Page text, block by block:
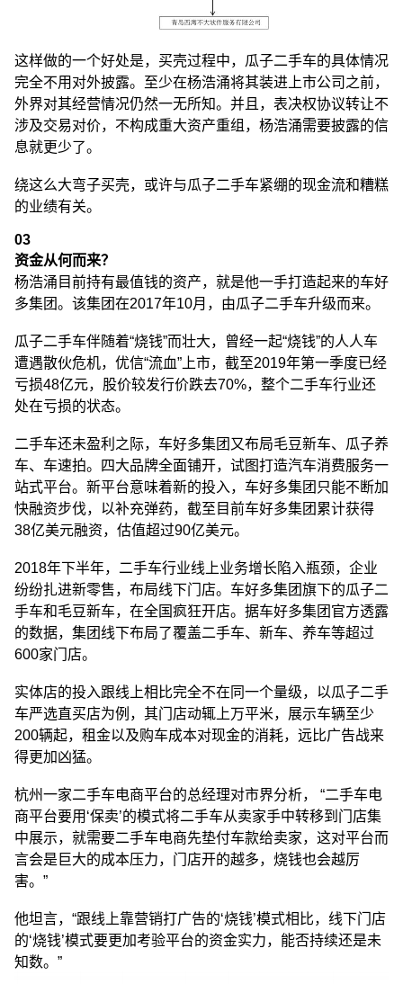
这样做的一个好处是，买壳过程中，瓜子二手车的具体情况
完全不用对外披露。至少在杨浩涌将其装进上市公司之前，
外界对其经营情况仍然一无所知。并且，表决权协议转让不
涉及交易对价，不构成重大资产重组，杨浩涌需要披露的信
息就更少了。
绕这么大弯子买壳，或许与瓜子二手车紧绷的现金流和糟糕
的业绩有关。
03
资金从何而来？
杨浩涌目前持有最值钱的资产，就是他一手打造起来的车好
多集团。该集团在2017年10月，由瓜子二手车升级而来。
瓜子二手车伴随着“烧钱”而壮大，曾经一起“烧钱”的人人车
遭遇散伙危机，优信“流血”上市，截至2019年第一季度已经
亏损48亿元，股价较发行价跌去70%，整个二手车行业还
处在亏损的状态。
二手车还未盈利之际，车好多集团又布局毛豆新车、瓜子养
车、车速拍。四大品牌全面铺开，试图打造汽车消费服务一
站式平台。新平台意味着新的投入，车好多集团只能不断加
快融资步伐，以补充弹药，截至目前车好多集团累计获得
38亿美元融资，估值超过90亿美元。
2018年下半年，二手车行业线上业务增长陷入瓶颈，企业
纷纷扎进新零售，布局线下门店。车好多集团旗下的瓜子二
手车和毛豆新车，在全国疯狂开店。据车好多集团官方透露
的数据，集团线下布局了覆盖二手车、新车、养车等超过
600家门店。
实体店的投入跟线上相比完全不在同一个量级，以瓜子二手
车严选直买店为例，其门店动辄上万平米，展示车辆至少
200辆起，租金以及购车成本对现金的消耗，远比广告战来
得更加凶猛。
杭州一家二手车电商平台的总经理对市界分析， “二手车电
商平台要用‘保卖’的模式将二手车从卖家手中转移到门店集
中展示，就需要二手车电商先垫付车款给卖家，这对平台而
言会是巨大的成本压力，门店开的越多，烧钱也会越厉
害。”
他坦言，“跟线上靠营销打广告的‘烧钱’模式相比，线下门店
的‘烧钱’模式要更加考验平台的资金实力，能否持续还是未
知数。”